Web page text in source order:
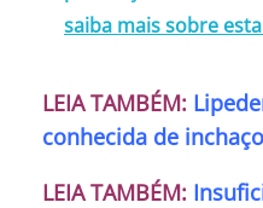
saiba mais sobre
LEIA TAMBÉM:
conhecida de
LEIA TAMBÉM: